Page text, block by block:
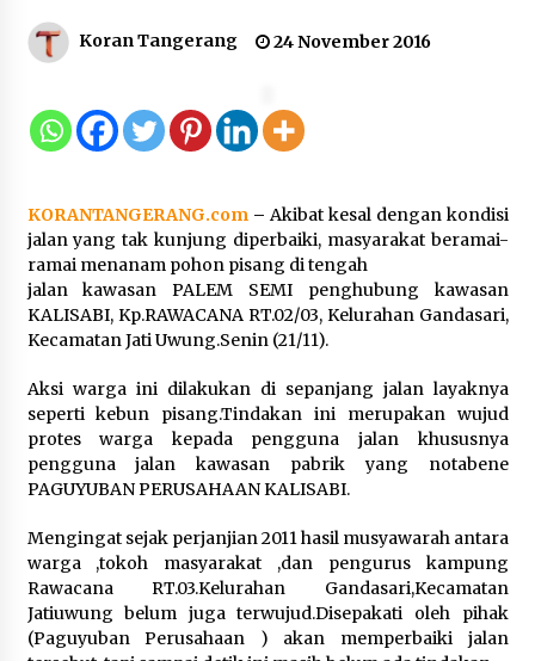
Pasaran
untuk Menemani Aktivitas
8 Agustus 2026
Pengembangan KEK Samota
sebagai Destinasi Wisata Bahari
Berkelas Dunia
8 Agustus 2026
Festival Lembah Baliem Perkuat
Ekonomi Masyarakat Papua
Pegunungan
8 Agustus 2026
Koran Tangerang 24 November 2016
KORANTANGERANG.com– Akibat kesal dengan kondisi
jalan yang tak kunjung diperbaiki, masyarakat beramai-
ramai menanam pohon pisang di tengah
jalan kawasan PALEM SEMI penghubung kawasan
KALISABI, Kp.RAWACANA RT.02/03, Kelurahan Gandasari,
Kecamatan Jati Uwung.Senin (21/11).
Aksi warga ini dilakukan di sepanjang jalan layaknya
seperti kebun pisang.Tindakan ini merupakan wujud
protes warga kepada pengguna jalan khususnya
pengguna jalan kawasan pabrik yang notabene
PAGUYUBAN PERUSAHAAN KALISABI.
Mengingat sejak perjanjian 2011 hasil musyawarah antara
warga ,tokoh masyarakat ,dan pengurus kampung
Rawacana RT.03.Kelurahan Gandasari,Kecamatan
Jatiuwung belum juga terwujud.Disepakati oleh pihak
(Paguyuban Perusahaan ) akan memperbaiki jalan